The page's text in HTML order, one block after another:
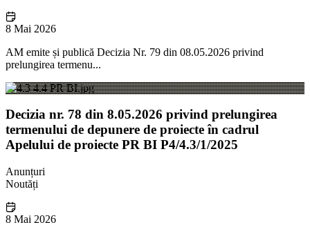
8 Mai 2026
AM emite și publică Decizia Nr. 79 din 08.05.2026 privind
prelungirea termenu...
Decizia nr. 78 din 8.05.2026 privind prelungirea
termenului de depunere de proiecte în cadrul
Apelului de proiecte PR BI P4/4.3/1/2025
Anunțuri
Noutăți
8 Mai 2026